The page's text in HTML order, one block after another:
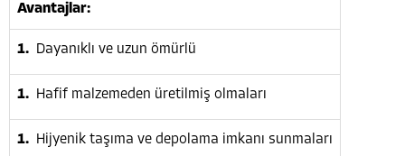
Avantajlar:
Dayanıklı ve uzun ömürlü
Hafif malzemeden üretilmiş olmaları
Hijyenik taşıma ve depolama imkanı sunmaları